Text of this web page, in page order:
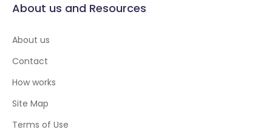
About us and Resources
About us
Contact
How works
Site Map
Terms of Use